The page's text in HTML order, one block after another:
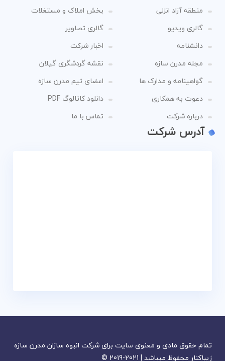
منطقه آزاد انزلی
بخش املاک و مستغلات
گالری ویدیو
گالری تصاویر
دانشنامه
اخبار شرکت
مجله مدرن سازه
نقشه گردشگری گیلان
گواهینامه و مدارک ها
اعضای تیم مدرن سازه
دعوت به همکاری
دانلود کاتالوگ PDF
درباره شرکت
تماس با ما
آدرس شرکت
تمام حقوق مادی و معنوی سایت برای شرکت انبوه سازان مدرن سازه
زیباکنار محفوظ میباشد | 2021-2019 ©